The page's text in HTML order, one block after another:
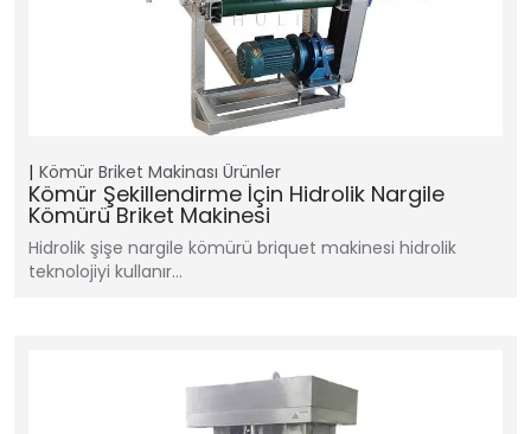
Kömür Briket Makinası Ürünler
Kömür Şekillendirme İçin Hidrolik Nargile
Kömürü Briket Makinesi
Hidrolik şişe nargile kömürü briquet makinesi hidrolik
teknolojiyi kullanır…